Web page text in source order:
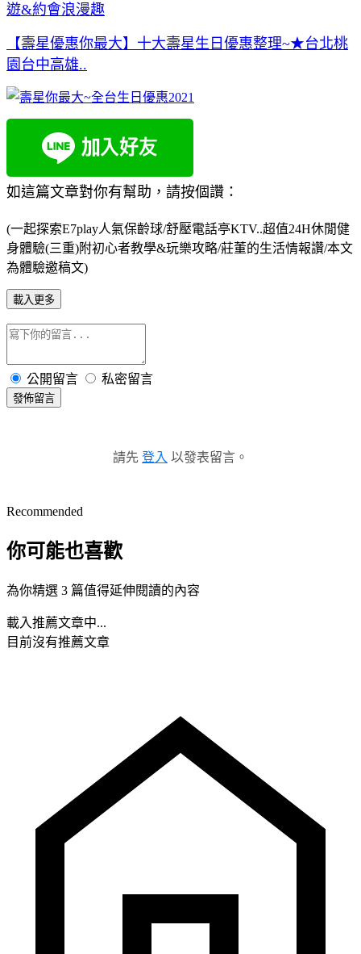
遊&約會浪漫趣
【壽星優惠你最大】十大壽星生日優惠整理~★台北桃
園台中高雄..
如這篇文章對你有幫助，請按個讚：
(一起探索E7play人氣保齡球/舒壓電話亭KTV..超值24H休閒健
身體驗(三重)附初心者教學&玩樂攻略/莊董的生活情報讚/本文
為體驗邀稿文)
載入更多
公開留言 私密留言
發佈留言
請先 登入 以發表留言。
Recommended
你可能也喜歡
為你精選 3 篇值得延伸閱讀的內容
載入推薦文章中...
目前沒有推薦文章